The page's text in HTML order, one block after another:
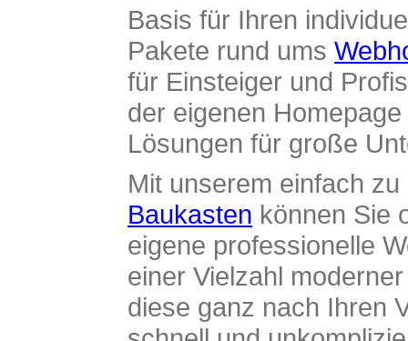
Basis für Ihren
Pakete rund ums
für Einsteiger und
der eigenen
Lösungen für große
Mit unserem einfach
Baukasten können Sie
eigene professionelle
einer Vielzahl
diese ganz nach Ihren